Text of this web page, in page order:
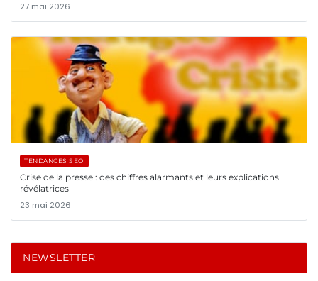
27 mai 2026
TENDANCES SEO
Crise de la presse : des chiffres alarmants et leurs explications
révélatrices
23 mai 2026
NEWSLETTER